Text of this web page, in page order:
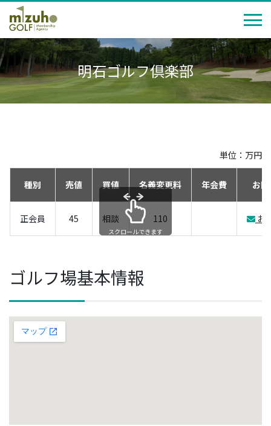
明石ゴルフ倶楽部
単位：万円
種別 売値 買値 名義変更料 年会費 お
正会員 45 相談 110 お
スクロールできます
ゴルフ場基本情報